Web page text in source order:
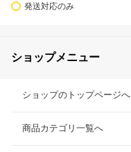
発送対応のみ
ショップメニュー
ショップのトップページへ
商品カテゴリ一覧へ